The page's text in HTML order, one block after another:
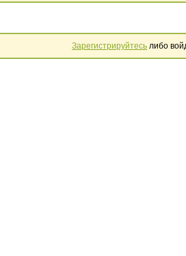
Зарегистрируйтесь либо